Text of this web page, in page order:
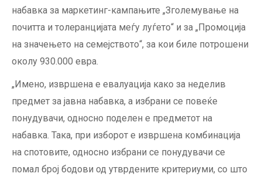
набавка за маркетинг-кампањите „Зголемување на
почитта и толеранцијата меѓу луѓето“ и за „Промоција
на значењето на семејството“, за кои биле потрошени
околу 930.000 евра.
„Имено, извршена е евалуација како за неделив
предмет за јавна набавка, а избрани се повеќе
понудувачи, односно поделен е предметот на
набавка. Така, при изборот е извршена комбинација
на спотовите, односно избрани се понудувачи се
помал број бодови од утврдените критериуми, со што